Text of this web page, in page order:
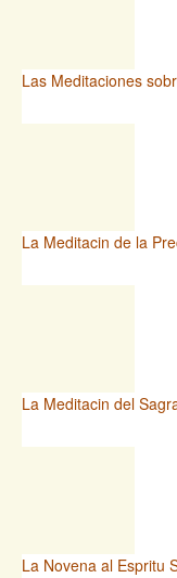
Las Meditaciones
La Meditacin de la
La Meditacin del
La Novena al Espritu